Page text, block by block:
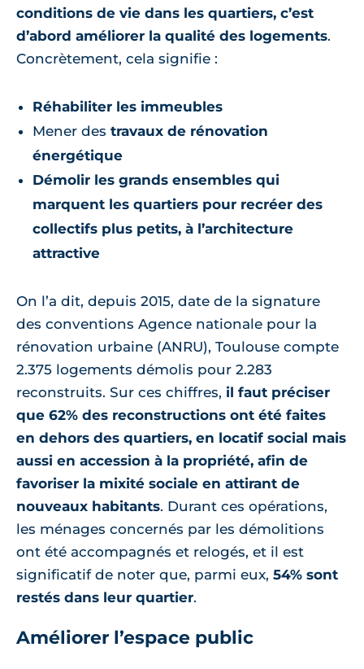
conditions de vie dans les quartiers, c’est
d’abord améliorer la qualité des logements.
Concrètement, cela signifie :
Réhabiliter les immeubles
Mener des travaux de rénovation
énergétique
Démolir les grands ensembles qui
marquent les quartiers pour recréer des
collectifs plus petits, à l’architecture
attractive
On l’a dit, depuis 2015, date de la signature
des conventions Agence nationale pour la
rénovation urbaine (ANRU), Toulouse compte
2.375 logements démolis pour 2.283
reconstruits. Sur ces chiffres, il faut préciser
que 62% des reconstructions ont été faites
en dehors des quartiers, en locatif social mais
aussi en accession à la propriété, afin de
favoriser la mixité sociale en attirant de
nouveaux habitants. Durant ces opérations,
les ménages concernés par les démolitions
ont été accompagnés et relogés, et il est
significatif de noter que, parmi eux, 54% sont
restés dans leur quartier.
Améliorer l’espace public